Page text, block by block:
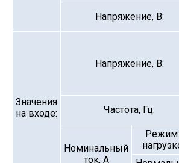
Напряжение, В:
Значения
на входе:
Напряжение, В:
Частота, Гц:
Номинальный
ток, А
Режим